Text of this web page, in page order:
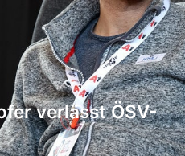
verlässt ÖSV-